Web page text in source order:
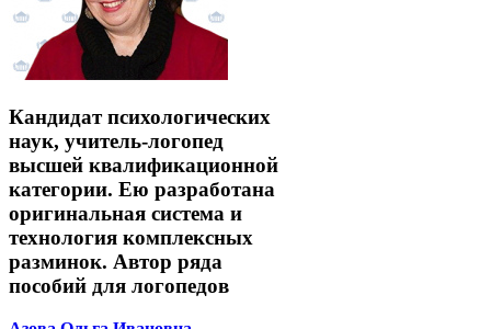
Кандидат психологических
наук, учитель-логопед
высшей квалификационной
категории. Ею разработана
оригинальная система и
технология комплексных
разминок. Автор ряда
пособий для логопедов